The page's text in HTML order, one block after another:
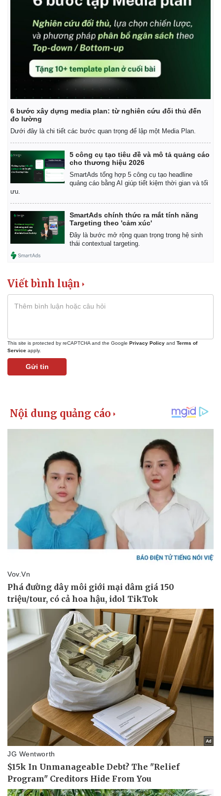
Bóng đá
Lịch thi đấu bóng đá
Thế giới thể thao
Hậu trường
Ô tô - Xe máy
Tư vấn
6 bước xây dựng media plan: từ nghiên cứu đối thủ đến
đo lường
Dưới đây là chi tiết các bước quan trọng để lập một Media Plan.
5 công cụ tạo tiêu đề và mô tả quảng cáo
cho thương hiệu 2026
SmartAds tổng hợp 5 công cụ tạo headline
quảng cáo bằng AI giúp tiết kiệm thời gian và tối
ưu.
SmartAds chính thức ra mắt tính năng
Targeting theo 'cảm xúc'
Đây là bước mở rộng quan trọng trong hệ sinh
thái contextual targeting.
Viết bình luận
This site is protected by reCAPTCHA and the Google Privacy Policy and Terms of
Service apply.
Gửi tin